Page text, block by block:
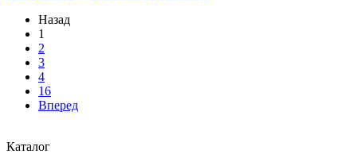
Назад
1
2
3
4
16
Вперед
Каталог